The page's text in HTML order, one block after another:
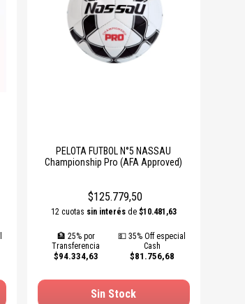
PELOTA FUTBOL N°5 NASSAU
Championship Pro (AFA Approved)
$125.779,50
12 cuotas sin interésde $10.481,63
🏦 25% por
Transferencia
$94.334,63
💵 35% Off especial
Cash
$81.756,68
Sin Stock